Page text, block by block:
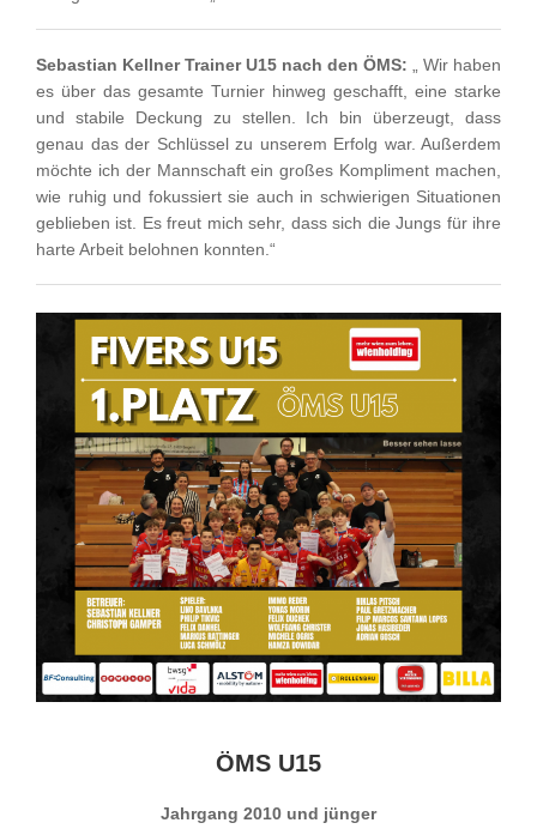
Sebastian Kellner Trainer U15 nach den ÖMS:
„ Wir haben
es über das gesamte Turnier hinweg geschafft, eine starke
und stabile Deckung zu stellen. Ich bin überzeugt, dass
genau das der Schlüssel zu unserem Erfolg war. Außerdem
möchte ich der Mannschaft ein großes Kompliment machen,
wie ruhig und fokussiert sie auch in schwierigen Situationen
geblieben ist. Es freut mich sehr, dass sich die Jungs für ihre
harte Arbeit belohnen konnten.“
ÖMS U15
Jahrgang 2010 und jünger